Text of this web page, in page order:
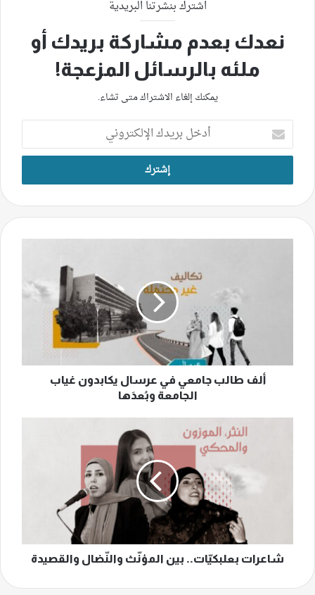
اشترك بنشرتنا البريدية
نعدك بعدم مشاركة بريدك أو
ملئه بالرسائل المزعجة!
يمكنك إلغاء الاشتراك متى تشاء.
أدخل
بريدك
الإلكتروني
وبُعدَها
ألف طالب جامعي في عرسال يكابدون غياب
الجامعة وبُعدَها
شاعرات بعلبكيّات.. بين المؤنّث والنّضال والقصيدة